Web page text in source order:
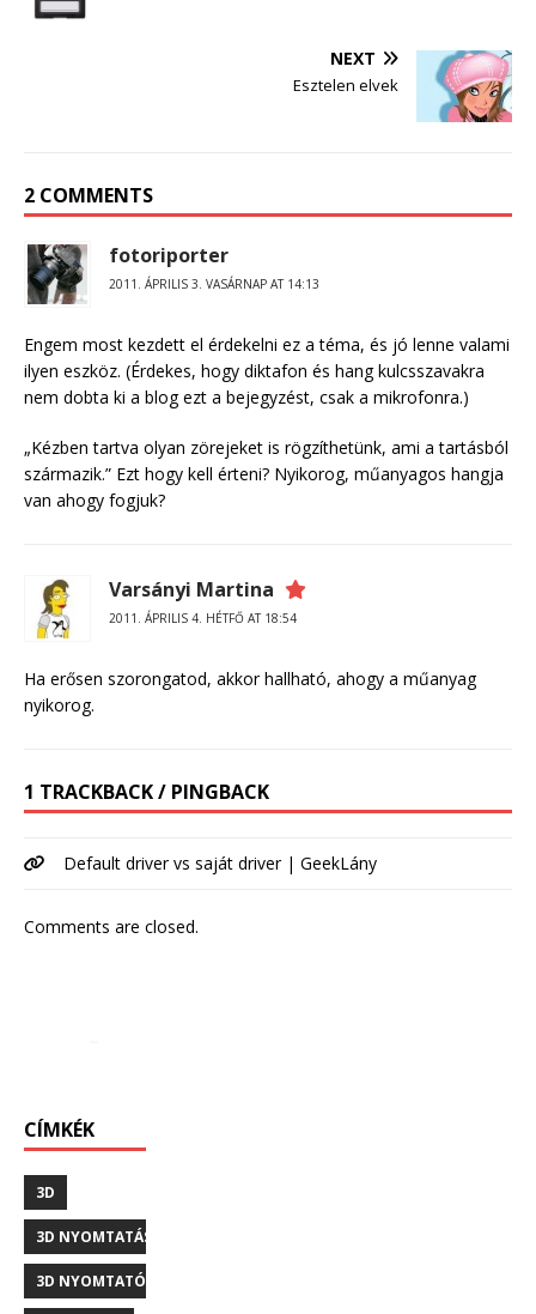
NEXT
Esztelen elvek
2 COMMENTS
fotoriporter
2011. ÁPRILIS 3. VASÁRNAP AT 14:13
Engem most kezdett el érdekelni ez a téma, és jó lenne valami
ilyen eszköz. (Érdekes, hogy diktafon és hang kulcsszavakra
nem dobta ki a blog ezt a bejegyzést, csak a mikrofonra.)
„Kézben tartva olyan zörejeket is rögzíthetünk, ami a tartásból
származik.” Ezt hogy kell érteni? Nyikorog, műanyagos hangja
van ahogy fogjuk?
Varsányi Martina
2011. ÁPRILIS 4. HÉTFŐ AT 18:54
Ha erősen szorongatod, akkor hallható, ahogy a műanyag
nyikorog.
1 TRACKBACK / PINGBACK
Default driver vs saját driver | GeekLány
Comments are closed.
CÍMKÉK
3D
3D NYOMTATÁS
3D NYOMTATÓ